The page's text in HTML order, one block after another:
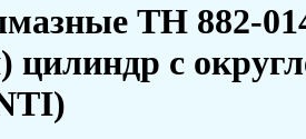
ТН 882-
цилиндр с